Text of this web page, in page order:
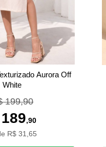
Aurora Off
White
199,90
,90
R$ 31,65